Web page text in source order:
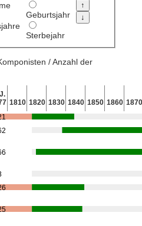
Geburtsjahr
Sterbejahr
/ Anzahl der
J.
1810 1820 1830 1840 1850 1860 1870